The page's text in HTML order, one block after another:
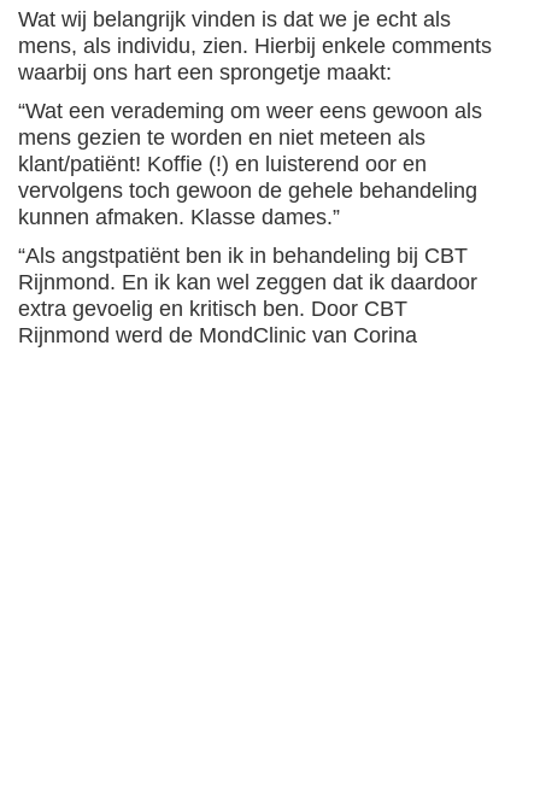
Wat wij belangrijk vinden is dat we je echt als
mens, als individu, zien. Hierbij enkele comments
waarbij ons hart een sprongetje maakt:
“Wat een verademing om weer eens gewoon als
mens gezien te worden en niet meteen als
klant/patiënt! Koffie (!) en luisterend oor en
vervolgens toch gewoon de gehele behandeling
kunnen afmaken. Klasse dames.”
“Als angstpatiënt ben ik in behandeling bij CBT
Rijnmond. En ik kan wel zeggen dat ik daardoor
extra gevoelig en kritisch ben. Door CBT
Rijnmond werd de MondClinic van Corina